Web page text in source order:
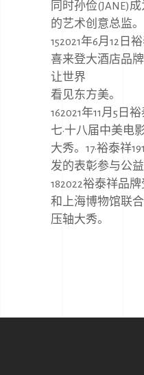
同时孙俭(JANE)
的艺术创意总监。
152021年6月12日
喜来登大酒店品
让世界
看见东方美。
162021年11月5日
七·十八届中美电
大秀。17·裕泰祥
发的表彰参与公益
182022裕泰祥品
和上海博物馆联
压轴大秀。